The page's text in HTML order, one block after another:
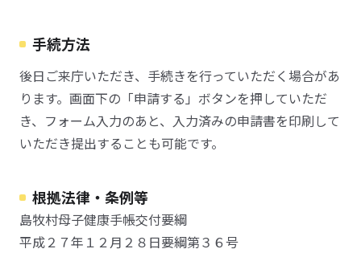
手続方法
後日ご来庁いただき、手続きを行っていただく場合があ
ります。画面下の「申請する」ボタンを押していただ
き、フォーム入力のあと、入力済みの申請書を印刷して
いただき提出することも可能です。
根拠法律・条例等
島牧村母子健康手帳交付要綱
平成２７年１２月２８日要綱第３６号